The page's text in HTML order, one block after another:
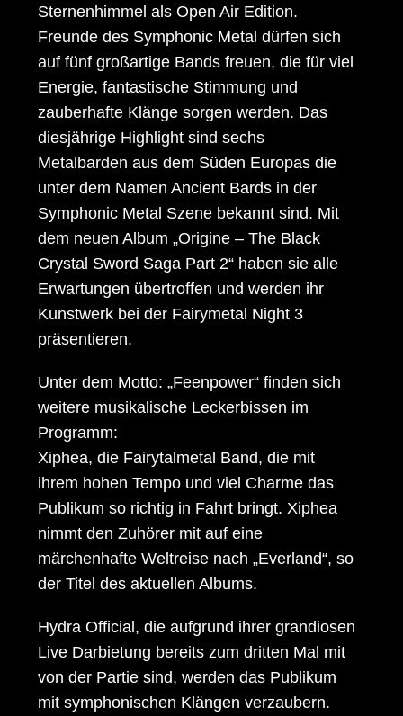
Sternenhimmel als Open Air Edition.
Freunde des Symphonic Metal dürfen sich
auf fünf großartige Bands freuen, die für viel
Energie, fantastische Stimmung und
zauberhafte Klänge sorgen werden. Das
diesjährige Highlight sind sechs
Metalbarden aus dem Süden Europas die
unter dem Namen Ancient Bards in der
Symphonic Metal Szene bekannt sind. Mit
dem neuen Album „Origine – The Black
Crystal Sword Saga Part 2“ haben sie alle
Erwartungen übertroffen und werden ihr
Kunstwerk bei der Fairymetal Night 3
präsentieren.
Unter dem Motto: „Feenpower“ finden sich
weitere musikalische Leckerbissen im
Programm:
Xiphea, die Fairytalmetal Band, die mit
ihrem hohen Tempo und viel Charme das
Publikum so richtig in Fahrt bringt. Xiphea
nimmt den Zuhörer mit auf eine
märchenhafte Weltreise nach „Everland“, so
der Titel des aktuellen Albums.
Hydra Official, die aufgrund ihrer grandiosen
Live Darbietung bereits zum dritten Mal mit
von der Partie sind, werden das Publikum
mit symphonischen Klängen verzaubern.